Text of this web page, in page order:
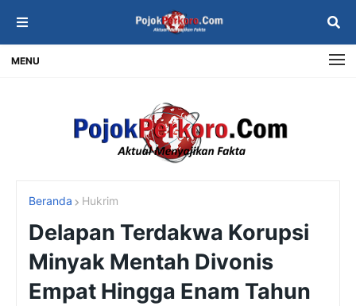
MENU
Beranda Hukrim
Delapan Terdakwa Korupsi
Minyak Mentah Divonis
Empat Hingga Enam Tahun